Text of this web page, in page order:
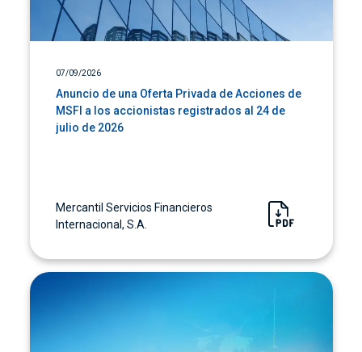
07/09/2026
Anuncio de una Oferta Privada de Acciones de
MSFI a los accionistas registrados al 24 de
julio de 2026
Mercantil Servicios Financieros
Internacional, S.A.